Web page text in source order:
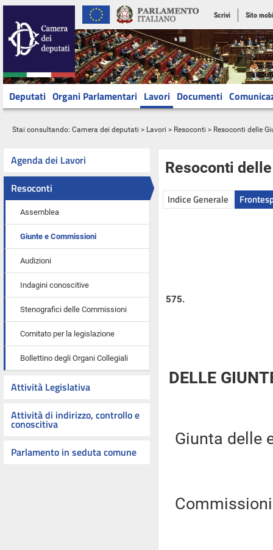
Scrivi Sito
Deputati Organi Parlamentari Lavori Documenti
Stai consultando: Camera dei deputati > Lavori > Resoconti > Resoconti delle
Agenda dei Lavori
Resoconti
Assemblea
Giunte e Commissioni
Audizioni
Indagini conoscitive
Stenografici delle Commissioni
Comitato per la legislazione
Bollettino degli Organi Collegiali
Attività Legislativa
Attività di indirizzo, controllo e
conoscitiva
Parlamento in seduta comune
Resoconti
Indice Generale
575.
DELLE
Giunta delle